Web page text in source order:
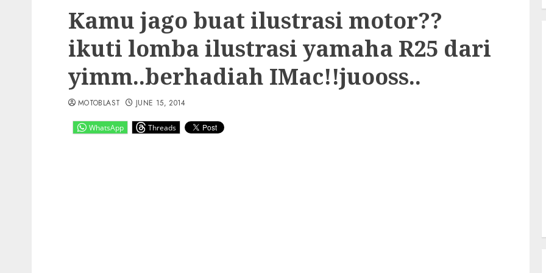
Kamu jago buat ilustrasi motor??
ikuti lomba ilustrasi yamaha R25 dari
yimm..berhadiah IMac!!juooss..
WhatsApp Threads
MOTOBLAST JUNE 15, 2014